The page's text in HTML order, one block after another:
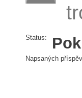
Status:
Napsaných